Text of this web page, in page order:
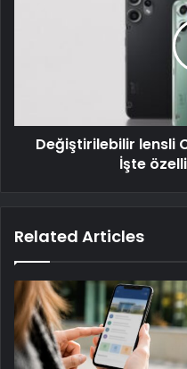
Değiştirilebilir lensli
İşte
Related Articles